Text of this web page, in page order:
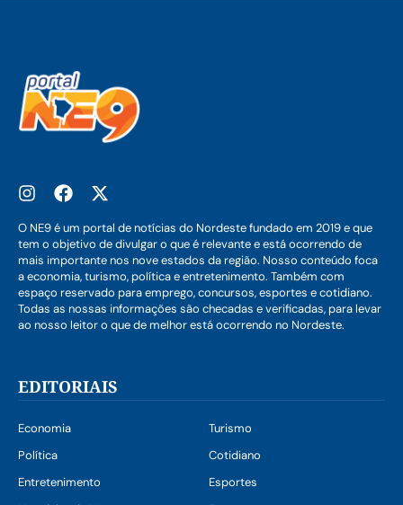
O NE9 é um portal de notícias do Nordeste fundado em 2019 e que
tem o objetivo de divulgar o que é relevante e está ocorrendo de
mais importante nos nove estados da região. Nosso conteúdo foca
a economia, turismo, política e entretenimento. Também com
espaço reservado para emprego, concursos, esportes e cotidiano.
Todas as nossas informações são checadas e verificadas, para levar
ao nosso leitor o que de melhor está ocorrendo no Nordeste.
EDITORIAIS
Economia
Turismo
Política
Cotidiano
Entretenimento
Esportes